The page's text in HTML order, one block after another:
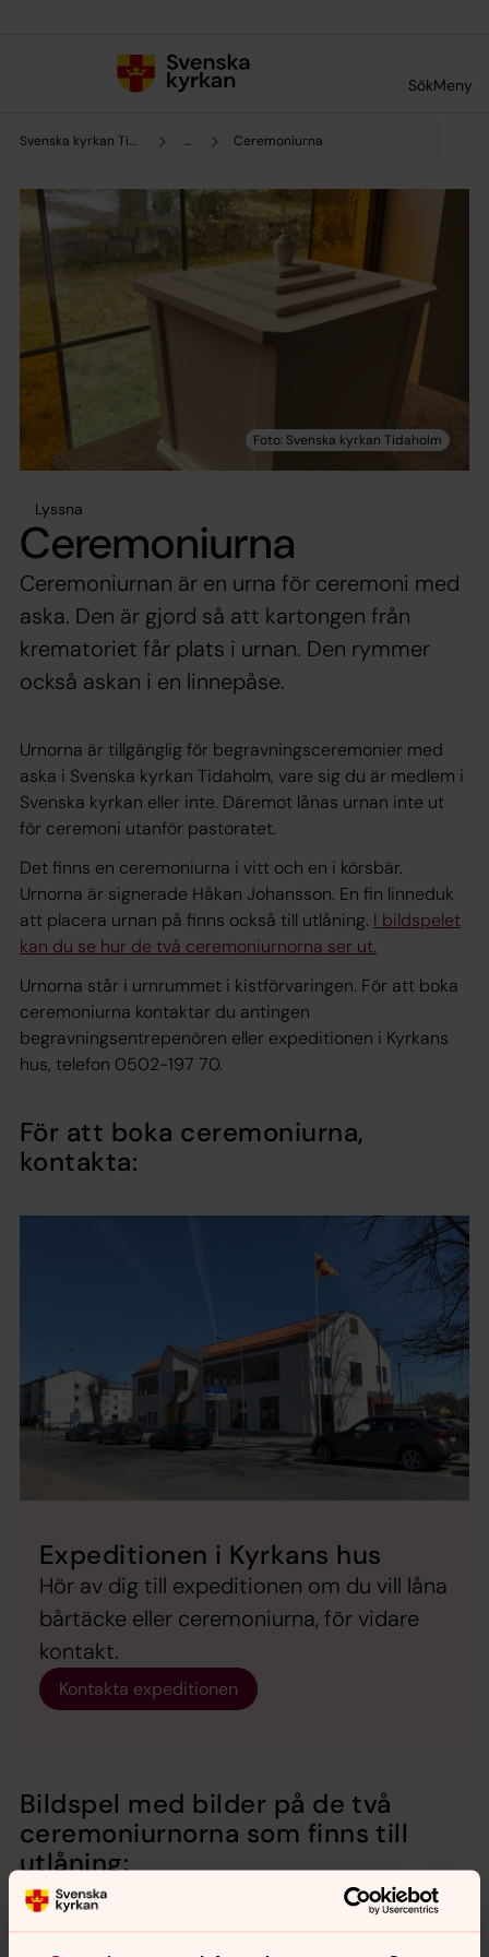
SökMeny
Svenska kyrkan Tidaholm ... Ceremoniurna
Lyssna
Ceremoniurna
Ceremoniurnan är en urna för ceremoni med
aska. Den är gjord så att kartongen från
krematoriet får plats i urnan. Den rymmer
också askan i en linnepåse.
Urnorna är tillgänglig för begravningsceremonier med
aska i Svenska kyrkan Tidaholm, vare sig du är medlem i
Svenska kyrkan eller inte. Däremot lånas urnan inte ut
för ceremoni utanför pastoratet.
Det finns en ceremoniurna i vitt och en i körsbär.
Urnorna är signerade Håkan Johansson. En fin linneduk
att placera urnan på finns också till utlåning. I bildspelet
kan du se hur de två ceremoniurnorna ser ut.
Urnorna står i urnrummet i kistförvaringen. För att boka
ceremoniurna kontaktar du antingen
begravningsentrepenören eller expeditionen i Kyrkans
hus, telefon 0502-197 70.
För att boka ceremoniurna,
kontakta:
Expeditionen i Kyrkans hus
Hör av dig till expeditionen om du vill låna
bårtäcke eller ceremoniurna, för vidare
kontakt.
Kontakta expeditionen
Bildspel med bilder på de två
ceremoniurnorna som finns till
utlåning: